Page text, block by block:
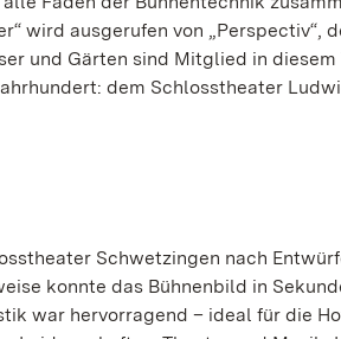
wird ausgerufen von
und Gärten sind Mitglied in
dem Schlosstheater
Schwetzingen nach
konnte das Bühnenbild in
war hervorragend – ideal für die